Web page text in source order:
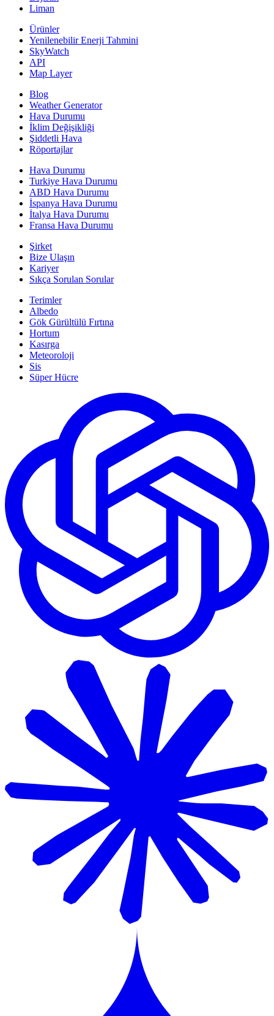
Liman
Ürünler
Yenilenebilir Enerji Tahmini
SkyWatch
API
Map Layer
Blog
Weather Generator
Hava Durumu
İklim Değişikliği
Şiddetli Hava
Röportajlar
Hava Durumu
Turkiye Hava Durumu
ABD Hava Durumu
İspanya Hava Durumu
İtalya Hava Durumu
Fransa Hava Durumu
Şirket
Bize Ulaşın
Kariyer
Sıkça Sorulan Sorular
Terimler
Albedo
Gök Gürültülü Fırtına
Hortum
Kasırga
Meteoroloji
Sis
Süper Hücre